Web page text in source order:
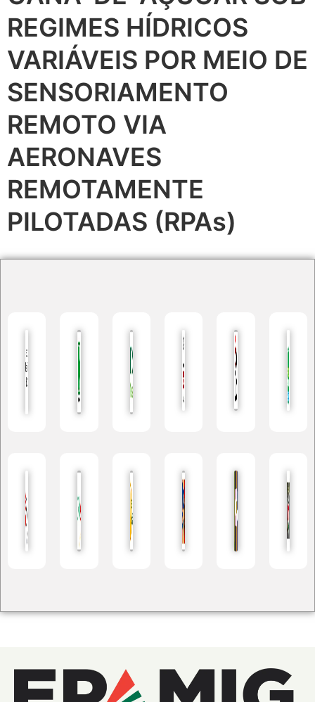
REGIMES HÍDRICOS
VARIÁVEIS POR MEIO DE
SENSORIAMENTO
REMOTO VIA
AERONAVES
REMOTAMENTE
PILOTADAS (RPAs)